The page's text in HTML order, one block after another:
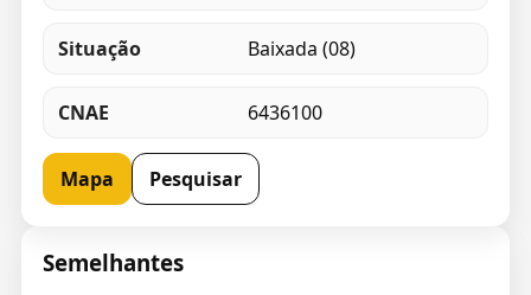
Situação Baixada (08)
CNAE 6436100
Mapa Pesquisar
Semelhantes